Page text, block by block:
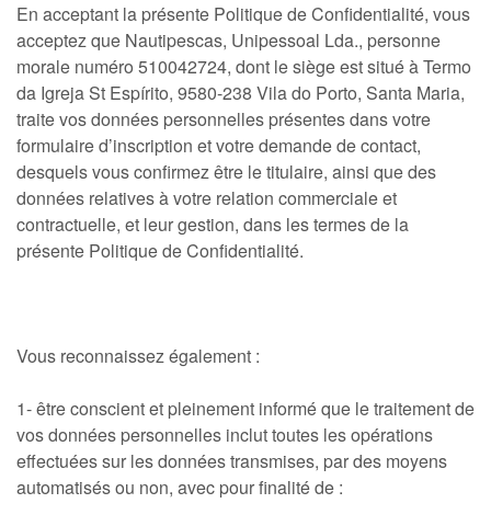
En acceptant la présente Politique de Confidentialité, vous
acceptez que Nautipescas, Unipessoal Lda., personne
morale numéro 510042724, dont le siège est situé à Termo
da Igreja St Espírito, 9580-238 Vila do Porto, Santa Maria,
traite vos données personnelles présentes dans votre
formulaire d’inscription et votre demande de contact,
desquels vous confirmez être le titulaire, ainsi que des
données relatives à votre relation commerciale et
contractuelle, et leur gestion, dans les termes de la
présente Politique de Confidentialité.
Vous reconnaissez également :
1- être conscient et pleinement informé que le traitement de
vos données personnelles inclut toutes les opérations
effectuées sur les données transmises, par des moyens
automatisés ou non, avec pour finalité de :